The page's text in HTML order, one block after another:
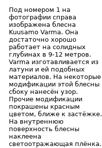
Под номером 1 на
фотографии справа
изображена блесна
Kuusamo Varma. Она
достаточно хорошо
работает на солидных
глубинах в 9-12 метров.
Varma изготавливается из
латуни и ей подобных
материалов. На некоторые
модификации этой блесны
сбоку нанесён узор.
Прочие модификации
покрашены красным
цветом, ближе к застёжке.
На внутреннюю
поверхность блесны
наклеена
светоотражающая плёнка.